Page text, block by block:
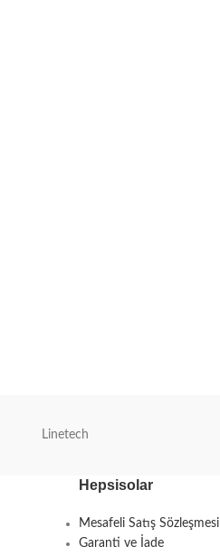
Linetech
Hepsisolar
Mesafeli Satış Sözleşmesi
Garanti ve İade